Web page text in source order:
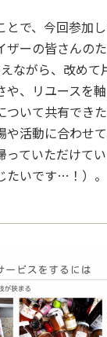
とで、今回参加
ザーの皆さんの
ながら、改めて
や、リユースを
いて共有できた
や活動に合わせ
っていただけて
たいです…！）。